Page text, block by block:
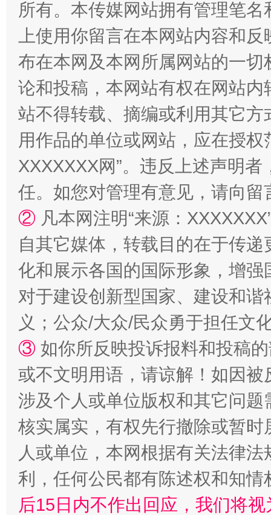
招工难、用工荒背后
网上购药对药下症？
这是一记警钟！ 谢
所有。本传媒网站拥有管理笔
上使用你留言在本网站内容和
布在本网及本网所属网站的一
论和投稿，本网站有权在网站
站不得转载、摘编或利用其它
用作品的单位或网站，应在授
XXXXXXX网”。违反上述声明
任。如您对管理有意见，请向
② 凡本网注明“来源：
自其它媒体，转载目的在于传
化和展示各国的国际形象，增
对于建设创新型国家、建设和
义；公众/大众/民众勇于担任文
③ 如你所反映投诉报料和投稿
或不文明用语，请谅解！如因
涉及个人或单位版权和其它问题
核实属实，有权先行撤除或暂
人或单位，本网根据有关法律
利，任何公民都有陈述权和知情
后15日内不作出回应，我们将